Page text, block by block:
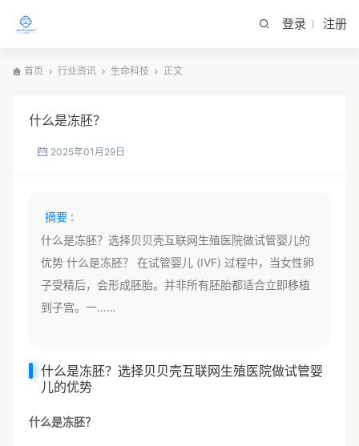
登录 注册
首页 行业资讯 生命科技 正文
什么是冻胚？
2025年01月29日
摘要 :
什么是冻胚？选择贝贝壳互联网生殖医院做试管婴儿的
优势 什么是冻胚？ 在试管婴儿 (IVF) 过程中，当女性卵
子受精后，会形成胚胎。并非所有胚胎都适合立即移植
到子宫。一……
什么是冻胚？选择贝贝壳互联网生殖医院做试管婴
儿的优势
什么是冻胚？